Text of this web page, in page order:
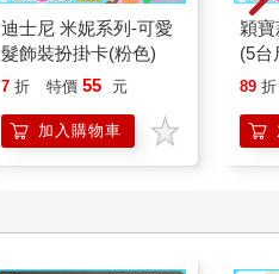
迪士尼 米妮系列-可愛
髮飾裝扮掛卡(粉色)
7 折 特價 55 元
加入購物車
穎
(5台
89 折